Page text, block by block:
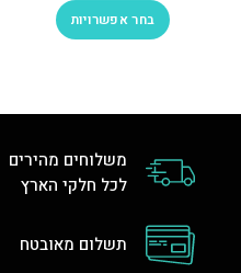
בחר אפשרויות
משלוחים מהירים
לכל חלקי הארץ
תשלום מאובטח